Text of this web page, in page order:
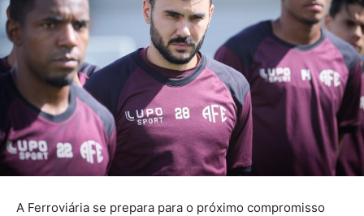
A Ferroviária se prepara para o próximo compromisso